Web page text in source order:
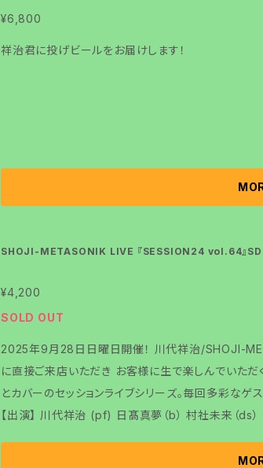
¥6,800
祥治君に投げビールをお届けします！
SHOJI-METASONIK LIVE 『SESSION24 vol.64』
¥4,200
SOLD OUT
2025年9月28日日曜日開催！ 川代祥治/SHOJI-
に直接ご来店いただき お客様に生で楽しんでいただくチケットです。 川代祥治
とカバーのセッションライブシリーズ。毎回多彩な
【出演】 川代祥治 (pf) 日髙真夢（b） 村社未来（ds） 【場所】 SDT TOKYO 東京都文京区春日1-2-7 S